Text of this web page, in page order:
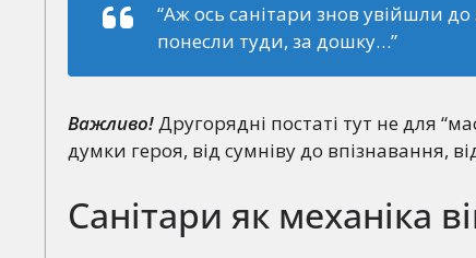
“Аж ось санітари знов увійшли
понесли туди, за дошку…”
Важливо!Другорядні постаті тут не для
думки героя, від сумніву до впізнавання,
Санітари як механіка